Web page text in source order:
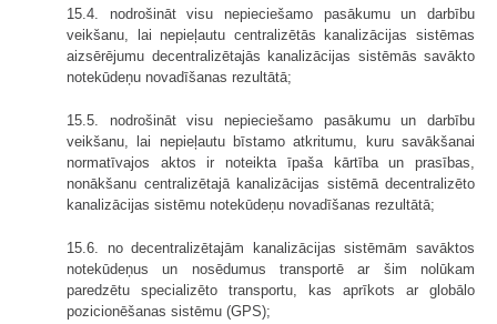
15.4. nodrošināt visu nepieciešamo pasākumu un darbību
veikšanu, lai nepieļautu centralizētās kanalizācijas sistēmas
aizsērējumu decentralizētajās kanalizācijas sistēmās savākto
notekūdeņu novadīšanas rezultātā;
15.5. nodrošināt visu nepieciešamo pasākumu un darbību
veikšanu, lai nepieļautu bīstamo atkritumu, kuru savākšanai
normatīvajos aktos ir noteikta īpaša kārtība un prasības,
nonākšanu centralizētajā kanalizācijas sistēmā decentralizēto
kanalizācijas sistēmu notekūdeņu novadīšanas rezultātā;
15.6. no decentralizētajām kanalizācijas sistēmām savāktos
notekūdeņus un nosēdumus transportē ar šim nolūkam
paredzētu specializēto transportu, kas aprīkots ar globālo
pozicionēšanas sistēmu (GPS);